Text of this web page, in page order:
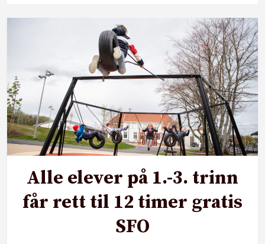
Alle elever på 1.-3. trinn
får rett til 12 timer gratis
SFO